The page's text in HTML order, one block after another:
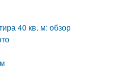
40 кв. м: обзор